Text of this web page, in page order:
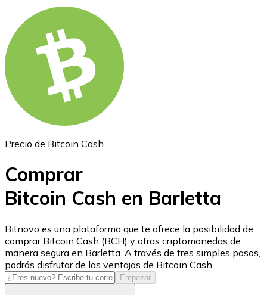
Ethereum
USD Coin
USDC
Precio de Bitcoin Cash
Comprar
Bitcoin Cash en Barletta
Bitnovo es una plataforma que te ofrece la posibilidad de
comprar Bitcoin Cash (BCH) y otras criptomonedas de
manera segura en Barletta. A través de tres simples pasos,
podrás disfrutar de las ventajas de Bitcoin Cash.
Empezar